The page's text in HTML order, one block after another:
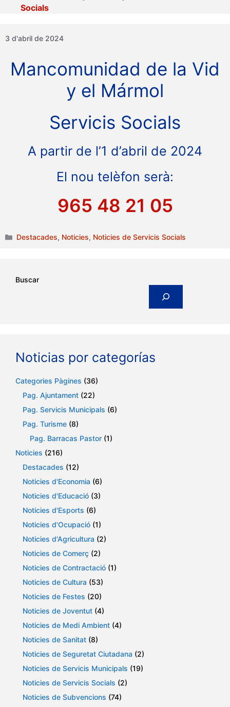
Socials
3 d'abril de 2024
Mancomunidad de la Vid
y el Mármol
Servicis Socials
A partir de l’1 d’abril de 2024
El nou telèfon serà:
965 48 21 05
Categories
Destacades, Noticies, Noticies de Servicis Socials
Buscar
Noticias por categorías
Categories Pàgines (36)
Pag. Ajuntament (22)
Pag. Servicis Municipals (6)
Pag. Turisme (8)
Pag. Barracas Pastor (1)
Noticies (216)
Destacades (12)
Noticies d'Economia (6)
Noticies d'Educació (3)
Noticies d'Esports (6)
Noticies d'Ocupació (1)
Noticies d'Agricultura (2)
Noticies de Comerç (2)
Noticies de Contractació (1)
Noticies de Cultura (53)
Noticies de Festes (20)
Noticies de Joventut (4)
Noticies de Medi Ambient (4)
Noticies de Sanitat (8)
Noticies de Seguretat Ciutadana (2)
Noticies de Servicis Municipals (19)
Noticies de Servicis Socials (2)
Noticies de Subvencions (74)